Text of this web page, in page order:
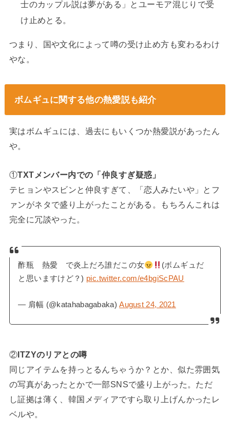
士のカップル説は夢がある」とユーモア混じりで受
け止めとる。
つまり、国や文化によって噂の受け止め方も変わるわけ
やな。
ボムギュに関する他の熱愛説も紹介
実はボムギュには、過去にもいくつか熱愛説があったん
や。
①TXTメンバー内での「仲良すぎ疑惑」
テヒョンやスビンと仲良すぎて、「恋人みたいや」とフ
ァンがネタで盛り上がったことがある。もちろんこれは
完全に冗談やった。
酢瓶 熱愛 で炎上だろ誰だこの女
(ボムギュだ
と思いますけど？) pic.twitter.com/e4bgiScPAU
— 肩幅 (@katahabagabaka)August 24, 2021
②ITZYのリアとの噂
同じアイテムを持っとるんちゃうか？とか、似た雰囲気
の写真があったとかで一部SNSで盛り上がった。ただ
し証拠は薄く、韓国メディアですら取り上げんかったレ
ベルや。